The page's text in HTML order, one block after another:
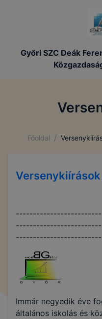
Győri SZC Deák
Főoldal /
Versenykiírások
Immár negyedik éve
általános iskolás és